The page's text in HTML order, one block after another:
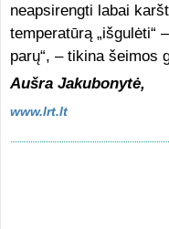
neapsirengti labai
temperatūrą „išgulėti“
parų“, – tikina šeimos
Aušra Jakubonytė,
www.lrt.lt